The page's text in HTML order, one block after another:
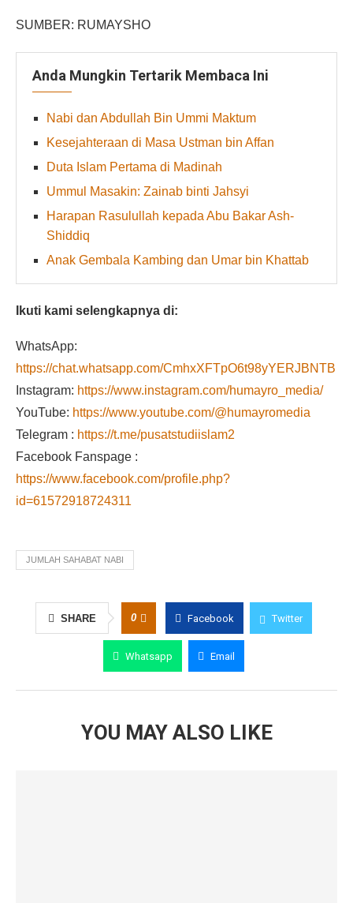
SUMBER: RUMAYSHO
Anda Mungkin Tertarik Membaca Ini
Nabi dan Abdullah Bin Ummi Maktum
Kesejahteraan di Masa Ustman bin Affan
Duta Islam Pertama di Madinah
Ummul Masakin: Zainab binti Jahsyi
Harapan Rasulullah kepada Abu Bakar Ash-
Shiddiq
Anak Gembala Kambing dan Umar bin Khattab
Ikuti kami selengkapnya di:
WhatsApp:
https://chat.whatsapp.com/CmhxXFTpO6t98yYERJBNTB
Instagram: https://www.instagram.com/humayro_media/
YouTube: https://www.youtube.com/@humayromedia
Telegram : https://t.me/pusatstudiislam2
Facebook Fanspage :
https://www.facebook.com/profile.php?
id=61572918724311
JUMLAH SAHABAT NABI
SHARE 0 Facebook Twitter
Whatsapp Email
YOU MAY ALSO LIKE